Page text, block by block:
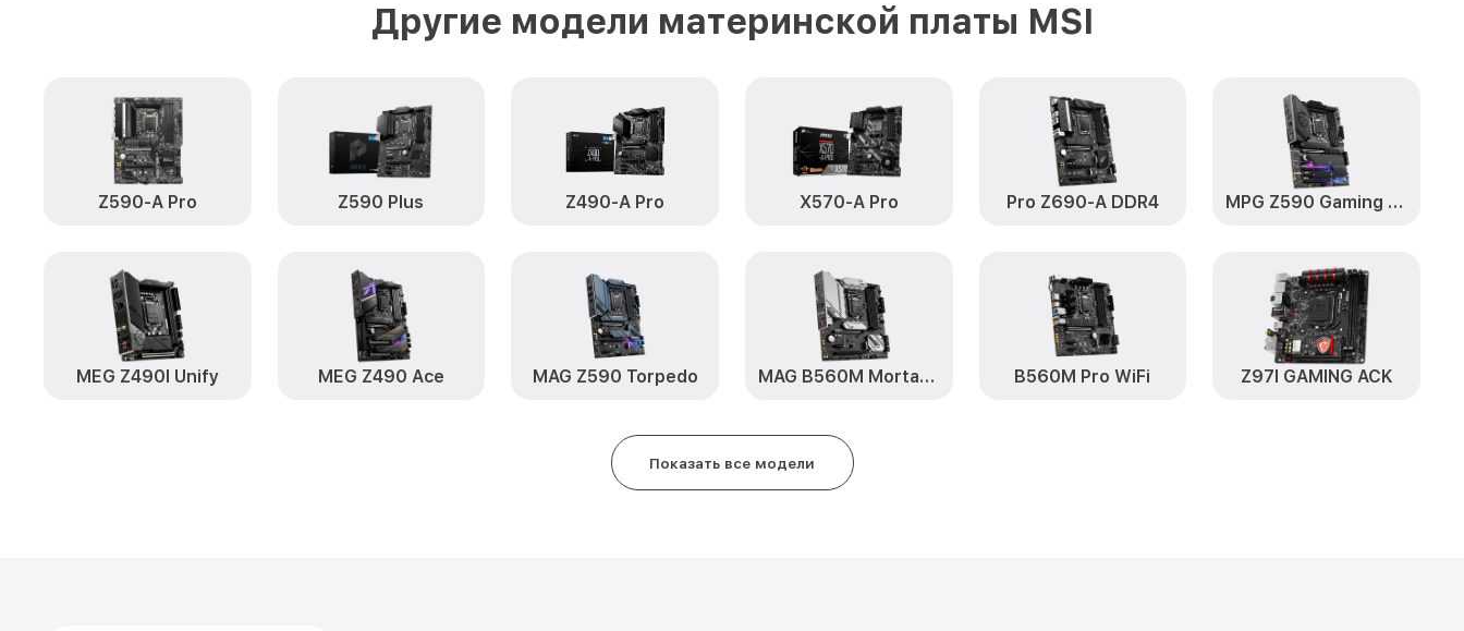
Другие модели материнской платы MSI
Z590-A Pro Z590 Plus Z490-A Pro X570-A Pro Pro Z690-A DDR4 MPG Z590 Gaming Plus
MEG Z490I Unify MEG Z490 Ace MAG Z590 Torpedo MAG B560M Mortar WiFi B560M Pro WiFi Z97I GAMING ACK
Показать все модели